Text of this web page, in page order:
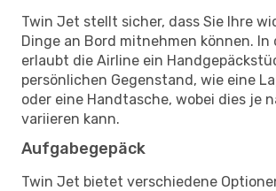
Twin Jet stellt sicher, dass Sie Ihre
Dinge an Bord mitnehmen können. In
erlaubt die Airline ein
persönlichen Gegenstand, wie eine
oder eine Handtasche, wobei dies je
variieren kann.
Aufgabegepäck
Twin Jet bietet verschiedene